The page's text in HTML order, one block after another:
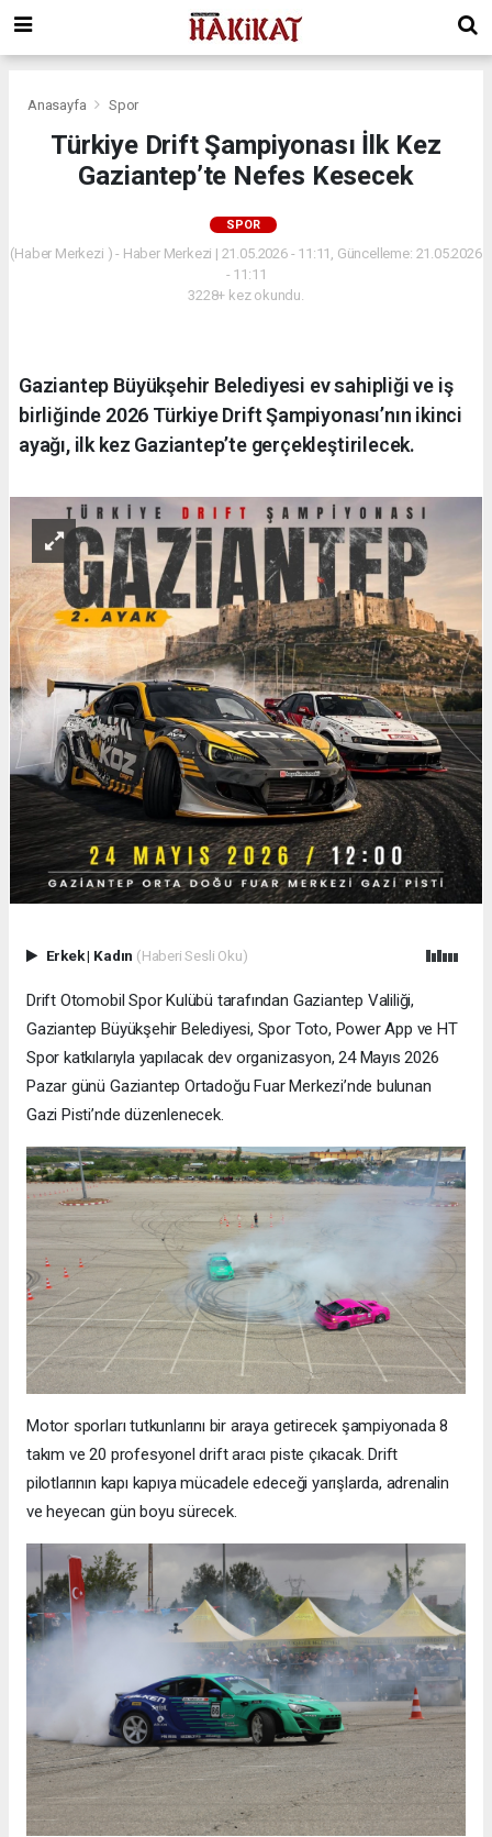
Anasayfa Spor
Türkiye Drift Şampiyonası İlk Kez
Gaziantep’te Nefes Kesecek
SPOR
(Haber Merkezi ) - Haber Merkezi | 21.05.2026 - 11:11, Güncelleme: 21.05.2026
- 11:11
3228+ kez okundu.
Gaziantep Büyükşehir Belediyesi ev sahipliği ve iş
birliğinde 2026 Türkiye Drift Şampiyonası’nın ikinci
ayağı, ilk kez Gaziantep’te gerçekleştirilecek.
Erkek| Kadın (Haberi Sesli Oku)
Drift Otomobil Spor Kulübü tarafından Gaziantep Valiliği,
Gaziantep Büyükşehir Belediyesi, Spor Toto, Power App ve HT
Spor katkılarıyla yapılacak dev organizasyon, 24 Mayıs 2026
Pazar günü Gaziantep Ortadoğu Fuar Merkezi’nde bulunan
Gazi Pisti’nde düzenlenecek.
Motor sporları tutkunlarını bir araya getirecek şampiyonada 8
takım ve 20 profesyonel drift aracı piste çıkacak. Drift
pilotlarının kapı kapıya mücadele edeceği yarışlarda, adrenalin
ve heyecan gün boyu sürecek.